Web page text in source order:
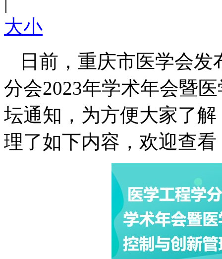
大小
日前，重庆市医学会
分会2023年学术年会暨
坛通知，为方便大家了
理了如下内容，欢迎查看